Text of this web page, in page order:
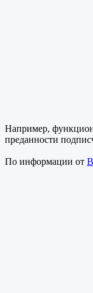
Например,
преданности
По информации от